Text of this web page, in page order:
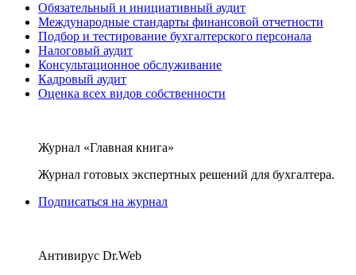
Обязательный и инициативный аудит
Международные стандарты финансовой отчетности
Подбор и тестирование бухгалтерского персонала
Налоговый аудит
Консультационное обслуживание
Кадровый аудит
Оценка всех видов собственности
Журнал «Главная книга»
Журнал готовых экспертных решений для бухгалтера.
Подписаться на журнал
Антивирус Dr.Web